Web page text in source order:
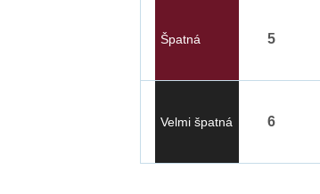
Špatná 5
Velmi špatná 6